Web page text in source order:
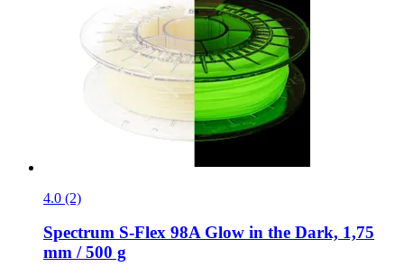
4.0 (2)
Spectrum S-​Flex 98A Glow in the Dark, 1,75
mm / 500 g